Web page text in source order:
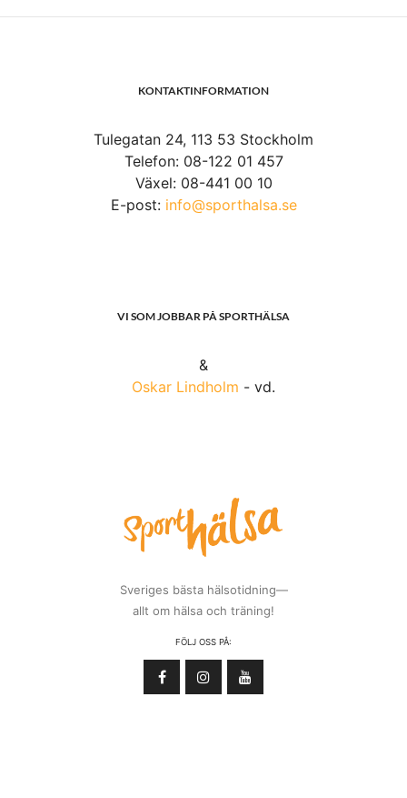
KONTAKTINFORMATION
Tulegatan 24, 113 53 Stockholm
Telefon: 08-122 01 457
Växel: 08-441 00 10
E-post: info@sporthalsa.se
VI SOM JOBBAR PÅ SPORTHÄLSA
&
Oskar Lindholm - vd.
Sveriges bästa hälsotidning—
allt om hälsa och träning!
FÖLJ OSS PÅ: